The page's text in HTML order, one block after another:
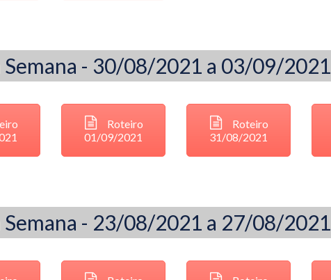
Semana - 30/08/2021 a 03/09/2021
Roteiro
01/09/2021
Roteiro
31/08/2021
Semana - 23/08/2021 a 27/08/2021